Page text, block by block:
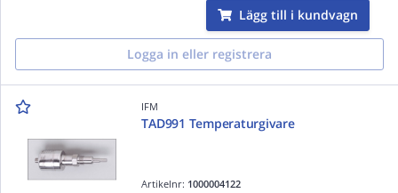
Lägg till i kundvagn
Logga in eller registrera
IFM
TAD991 Temperaturgivare
Artikelnr: 1000004122